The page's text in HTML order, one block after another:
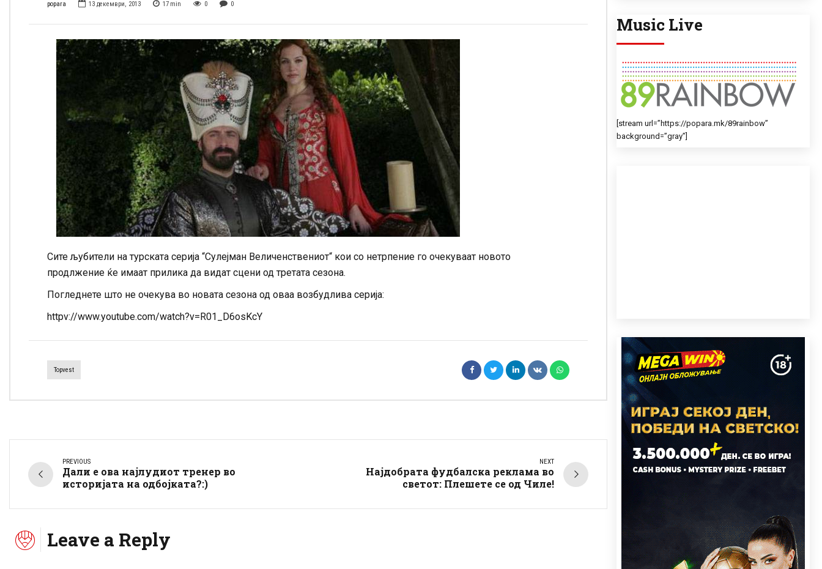
popara 13 декември, 2013 17 min 0 0
Сите љубители на турската серија “Сулејман Величенствениот“ кои со нетрпение го очекуваат новото
продлжение ќе имаат прилика да видат сцени од третата сезона.
Погледнете што не очекува во новата сезона од оваа возбудлива серија:
httpv://www.youtube.com/watch?v=R01_D6osKcY
Topvest
PREVIOUS
Дали е ова најлудиот тренер во
историјата на одбојката?:)
NEXT
Најдобрата фудбалска реклама во
светот: Плешете се од Чиле!
Leave a Reply
Music Live
[stream url=”https://popara.mk/89rainbow”
background=”gray”]